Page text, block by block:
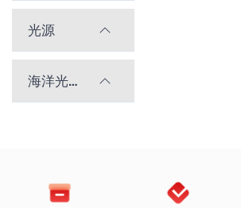
光源
海洋光学光谱仪